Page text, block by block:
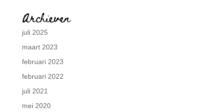
Archieven
juli 2025
maart 2023
februari 2023
februari 2022
juli 2021
mei 2020